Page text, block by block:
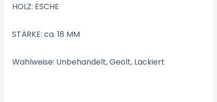
HOLZ: ESCHE
STÄRKE: ca. 18 MM
Wahlweise: Unbehandelt, Geölt, Lackiert